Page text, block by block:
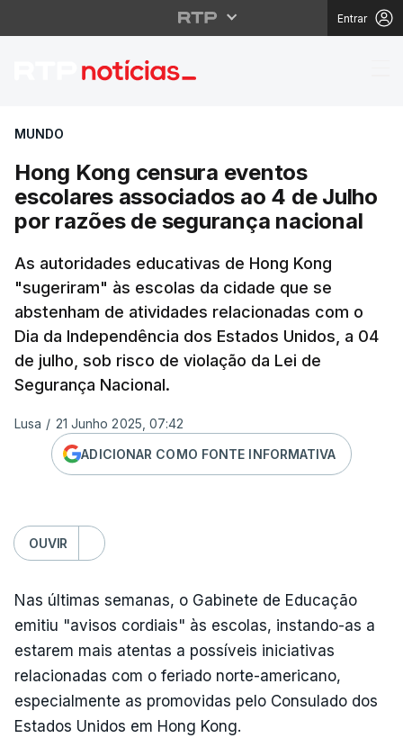
Entrar
Hong Kong censura
MUNDO
Hong Kong censura eventos
escolares associados ao 4 de Julho
por razões de segurança nacional
As autoridades educativas de Hong Kong
"sugeriram" às escolas da cidade que se
abstenham de atividades relacionadas com o
Dia da Independência dos Estados Unidos, a 04
de julho, sob risco de violação da Lei de
Segurança Nacional.
Lusa / 21 Junho 2025, 07:42
ADICIONAR COMO FONTE INFORMATIVA
OUVIR
Nas últimas semanas, o Gabinete de Educação
emitiu "avisos cordiais" às escolas, instando-as a
estarem mais atentas a possíveis iniciativas
relacionadas com o feriado norte-americano,
especialmente as promovidas pelo Consulado dos
Estados Unidos em Hong Kong.